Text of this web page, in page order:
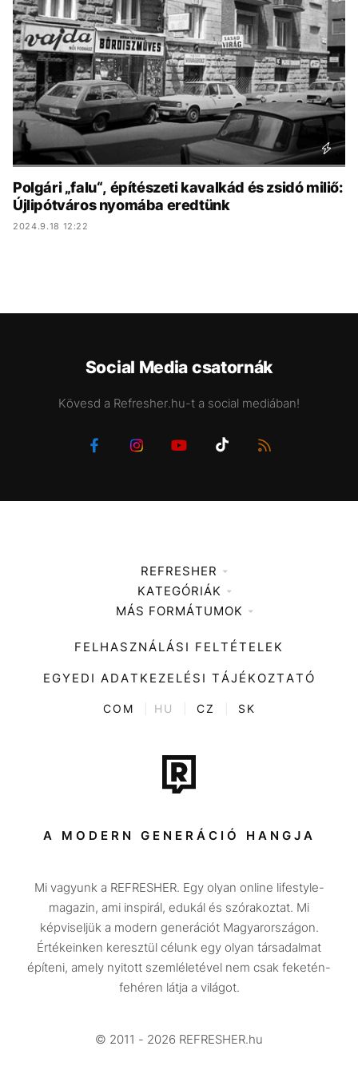
KÖZÉLET UTAZÁS
ÉLETMÓD DESIGN
BESZÉLGETÉSEK ARCOK
VIDEÓ TÖRTÉNETEK
GASZTRO
Polgári „falu“, építészeti kavalkád és zsidó miliő:
Újlipótváros nyomába eredtünk
2024.9.18 12:22
Social Media csatornák
Kövesd a Refresher.hu-t a social mediában!
REFRESHER
Médiaajánlat
KATEGÓRIÁK
Zene
Divat
Kultúra
ENTR
Tech-Tudomány
Sport
Társadalom
Utazás
Életmód
Design
Beszélgetések
Videó
MÁS FORMÁTUMOK
FELHASZNÁLÁSI FELTÉTELEK
EGYEDI ADATKEZELÉSI TÁJÉKOZTATÓ
COM HU CZ SK
A MODERN GENERÁCIÓ HANGJA
Mi vagyunk a REFRESHER. Egy olyan online lifestyle-
magazin, ami inspirál, edukál és szórakoztat. Mi
képviseljük a modern generációt Magyarországon.
Értékeinken keresztül célunk egy olyan társadalmat
építeni, amely nyitott szemléletével nem csak feketén-
fehéren látja a világot.
© 2011 - 2026 REFRESHER.hu